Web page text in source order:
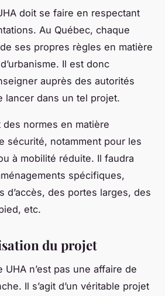
doit se faire en respectant
Au Québec, chaque
ses propres règles en matière
Il est donc
auprès des autorités
lancer dans un tel projet.
normes en matière
sécurité, notamment pour les
à mobilité réduite. Il faudra
spécifiques,
d’accès, des portes larges, des
etc.
du projet
UHA n’est pas une affaire de
Il s’agit d’un véritable projet